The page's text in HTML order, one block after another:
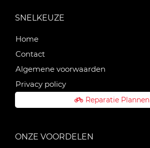
SNELKEUZE
Home
Contact
Algemene voorwaarden
Privacy policy
Reparatie Plannen
ONZE VOORDELEN